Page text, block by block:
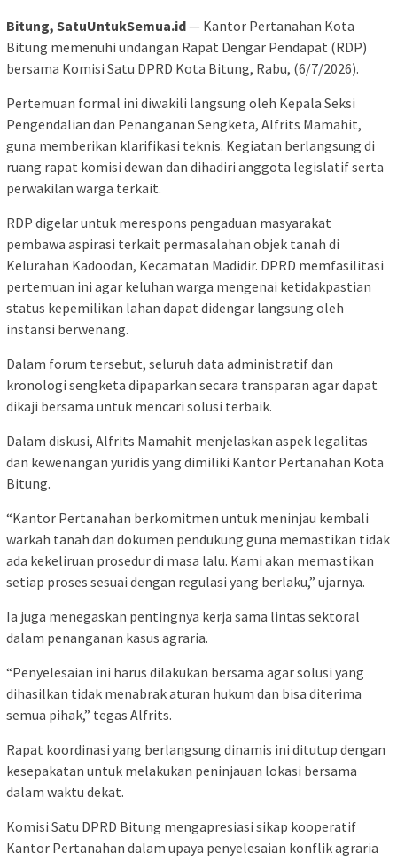
Bitung, SatuUntukSemua.id— Kantor Pertanahan Kota
Bitung memenuhi undangan Rapat Dengar Pendapat (RDP)
bersama Komisi Satu DPRD Kota Bitung, Rabu, (6/7/2026).
Pertemuan formal ini diwakili langsung oleh Kepala Seksi
Pengendalian dan Penanganan Sengketa, Alfrits Mamahit,
guna memberikan klarifikasi teknis. Kegiatan berlangsung di
ruang rapat komisi dewan dan dihadiri anggota legislatif serta
perwakilan warga terkait.
RDP digelar untuk merespons pengaduan masyarakat
pembawa aspirasi terkait permasalahan objek tanah di
Kelurahan Kadoodan, Kecamatan Madidir. DPRD memfasilitasi
pertemuan ini agar keluhan warga mengenai ketidakpastian
status kepemilikan lahan dapat didengar langsung oleh
instansi berwenang.
Dalam forum tersebut, seluruh data administratif dan
kronologi sengketa dipaparkan secara transparan agar dapat
dikaji bersama untuk mencari solusi terbaik.
Dalam diskusi, Alfrits Mamahit menjelaskan aspek legalitas
dan kewenangan yuridis yang dimiliki Kantor Pertanahan Kota
Bitung.
“Kantor Pertanahan berkomitmen untuk meninjau kembali
warkah tanah dan dokumen pendukung guna memastikan tidak
ada kekeliruan prosedur di masa lalu. Kami akan memastikan
setiap proses sesuai dengan regulasi yang berlaku,” ujarnya.
Ia juga menegaskan pentingnya kerja sama lintas sektoral
dalam penanganan kasus agraria.
“Penyelesaian ini harus dilakukan bersama agar solusi yang
dihasilkan tidak menabrak aturan hukum dan bisa diterima
semua pihak,” tegas Alfrits.
Rapat koordinasi yang berlangsung dinamis ini ditutup dengan
kesepakatan untuk melakukan peninjauan lokasi bersama
dalam waktu dekat.
Komisi Satu DPRD Bitung mengapresiasi sikap kooperatif
Kantor Pertanahan dalam upaya penyelesaian konflik agraria